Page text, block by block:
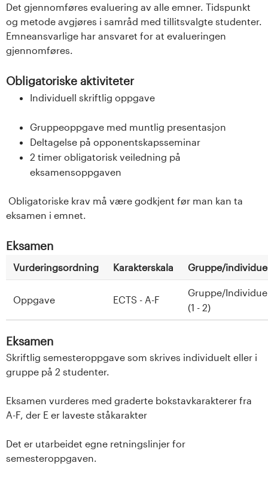
Det gjennomføres evaluering av alle emner. Tidspunkt
og metode avgjøres i samråd med tillitsvalgte studenter.
Emneansvarlige har ansvaret for at evalueringen
gjennomføres.
Obligatoriske aktiviteter
Individuell skriftlig oppgave
Gruppeoppgave med muntlig presentasjon
Deltagelse på opponentskapsseminar
2 timer obligatorisk veiledning på
eksamensoppgaven
Obligatoriske krav må være godkjent før man kan ta
eksamen i emnet.
Eksamen
Vurderingsordning Karakterskala Gruppe/
Oppgave ECTS - A-F
Gruppe/
(1 - 2)
Eksamen
Skriftlig semesteroppgave som skrives individuelt eller i
gruppe på 2 studenter.
Eksamen vurderes med graderte bokstavkarakterer fra
A-F, der E er laveste ståkarakter
Det er utarbeidet egne retningslinjer for
semesteroppgaven.